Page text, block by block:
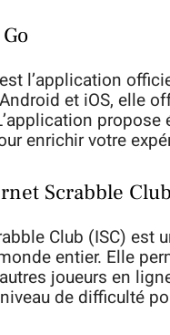
l’application
et iOS, elle
enrichir votre
Scrabble
Club (ISC)
entier. Elle
joueurs en
de difficulté